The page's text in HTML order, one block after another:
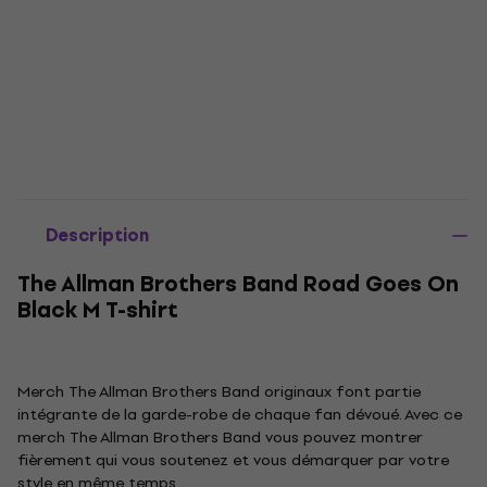
Description
The Allman Brothers Band Road Goes On
Black M T-shirt
Merch The Allman Brothers Band originaux font partie
intégrante de la garde-robe de chaque fan dévoué. Avec ce
merch The Allman Brothers Band vous pouvez montrer
fièrement qui vous soutenez et vous démarquer par votre